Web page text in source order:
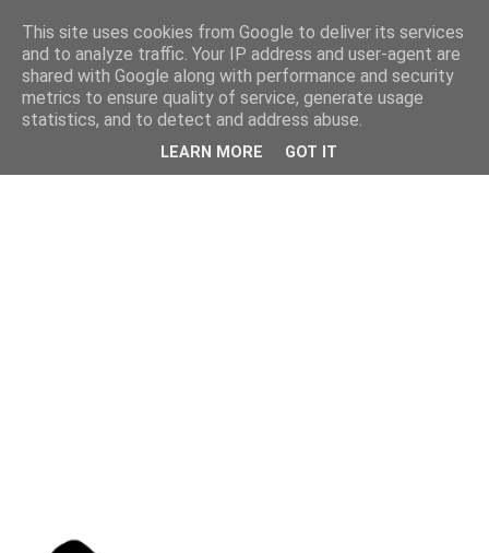
This site uses cookies from Google to deliver its services
and to analyze traffic. Your IP address and user-agent are
shared with Google along with performance and security
metrics to ensure quality of service, generate usage
statistics, and to detect and address abuse.
LEARN MORE GOT IT